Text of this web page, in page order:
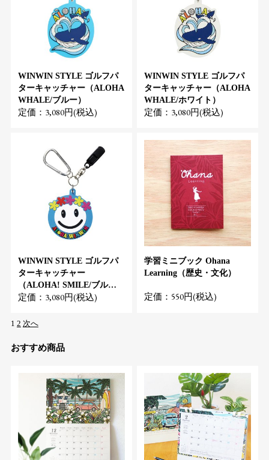
WINWIN STYLE ゴルフパ
ターキャッチャー（ALOHA
WHALE/ブルー）
定価：3,080円(税込)
WINWIN STYLE ゴルフパ
ターキャッチャー（ALOHA
WHALE/ホワイト）
定価：3,080円(税込)
WINWIN STYLE ゴルフパ
ターキャッチャー
（ALOHA! SMILE/ブル
ー）
定価：3,080円(税込)
学習ミニブック Ohana
Learning（歴史・文化）
定価：550円(税込)
1 2 次へ
おすすめ商品